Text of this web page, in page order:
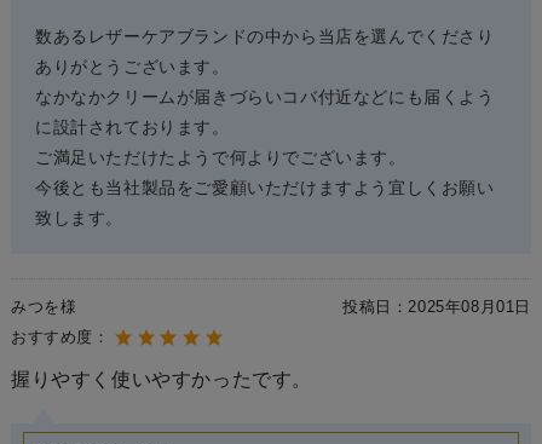
数あるレザーケアブランドの中から当店を選んでくださり
ありがとうございます。
なかなかクリームが届きづらいコバ付近などにも届くよう
に設計されております。
ご満足いただけたようで何よりでございます。
今後とも当社製品をご愛顧いただけますよう宜しくお願い
致します。
みつを様 投稿日：2025年08月01日
おすすめ度：
握りやすく使いやすかったです。